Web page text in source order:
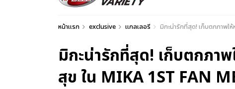
หน้าแรก exclusive แกลเลอรี มิกะน่ารักที่สุด! เก็บตกภาพใ
มิกะน่ารักที่สุด! เก็บตกภา
สุข ใน MIKA 1ST FAN